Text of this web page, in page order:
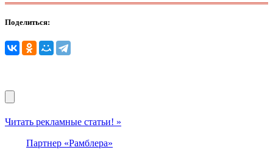
Поделиться:
Читать рекламные статьи! »
Партнер «Рамблера»